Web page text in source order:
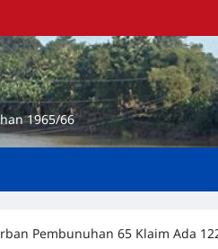
1965/66
Pembunuhan 65 Klaim Ada